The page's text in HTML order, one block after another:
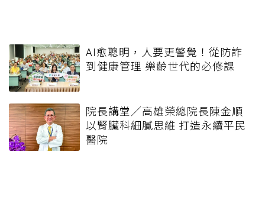
AI愈聰明，人要更警覺！從防詐
到健康管理 樂齡世代的必修課
院長講堂／高雄榮總院長陳金順
以腎臟科細膩思維 打造永續平民
醫院